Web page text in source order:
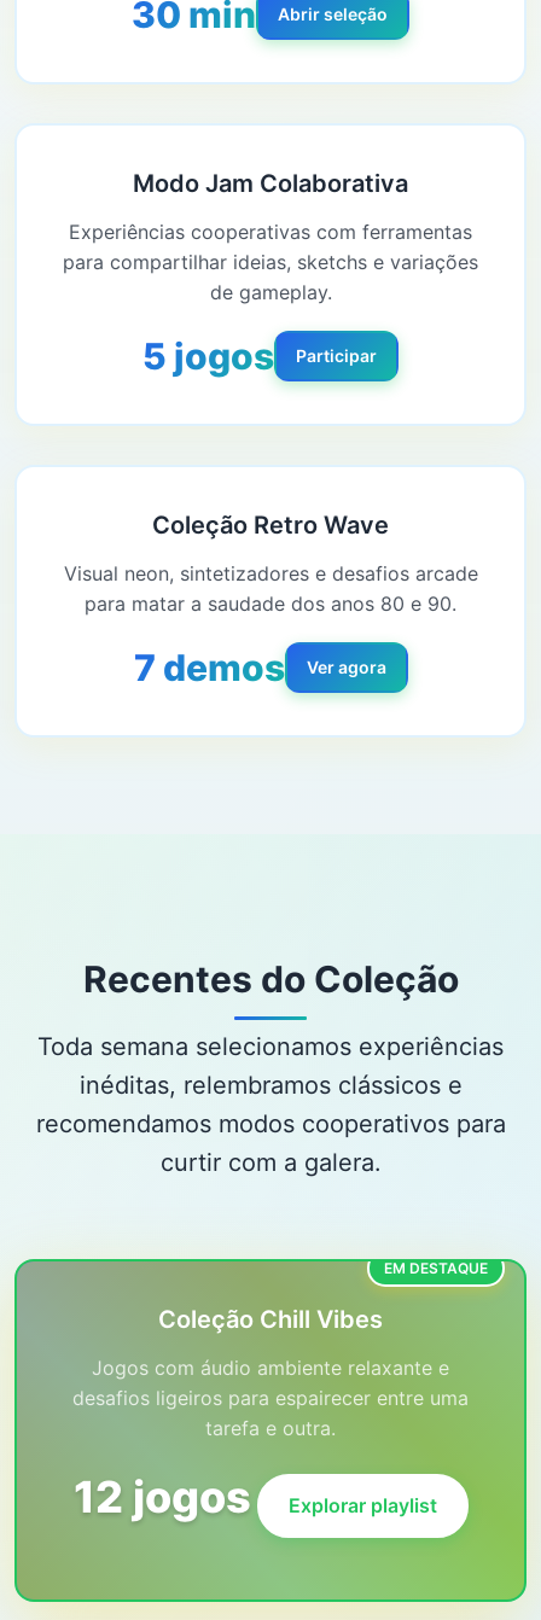
30 min Abrir seleção
Modo Jam Colaborativa
Experiências cooperativas com ferramentas
para compartilhar ideias, sketchs e variações
de gameplay.
5 jogos Participar
Coleção Retro Wave
Visual neon, sintetizadores e desafios arcade
para matar a saudade dos anos 80 e 90.
7 demos Ver agora
Recentes do Coleção
Toda semana selecionamos experiências
inéditas, relembramos clássicos e
recomendamos modos cooperativos para
curtir com a galera.
EM DESTAQUE
Coleção Chill Vibes
Jogos com áudio ambiente relaxante e
desafios ligeiros para espairecer entre uma
tarefa e outra.
12 jogos Explorar playlist